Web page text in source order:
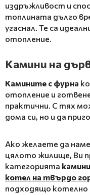
издръжливост и
топлината дълго
угаснал. Те са
отопление.
Камини на
Камините с фурна
отопление и
практични. С тях
дома си, но и да
Ако желаете да
цялото жилище, Ви
категорията
котел на твърдо
подходящо котелно